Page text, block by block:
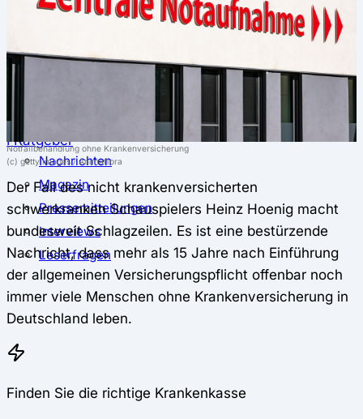
Krankenkassenrechner
Krankenkassenwechsel
ℹ Ratgeber
Nachrichten
Magazin
Pressemitteilungen
Interviews
Leserfragen
Notfallbehandlung ohne Krankenversicherung
(c) getty Images / Animaflora
Der Fall des nicht krankenversicherten
schwerkranken Schauspielers Heinz Hoenig macht
bundesweit Schlagzeilen. Es ist eine bestürzende
Nachricht, dass mehr als 15 Jahre nach Einführung
der allgemeinen Versicherungspflicht offenbar noch
immer viele Menschen ohne Krankenversicherung in
Deutschland leben.
Finden Sie die richtige Krankenkasse